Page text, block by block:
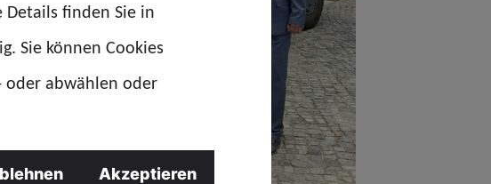
Details finden Sie in
Sie können Cookies
oder abwählen oder
Akzeptieren